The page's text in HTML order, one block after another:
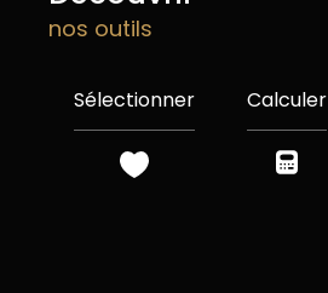
nos outils
Sélectionner Calculer